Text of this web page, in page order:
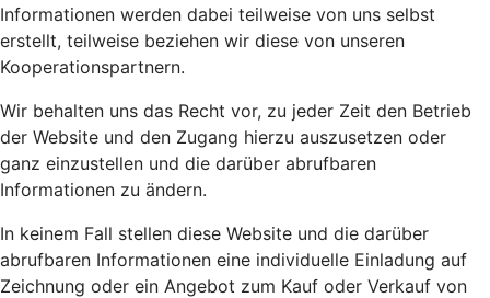
Informationen werden dabei teilweise von uns selbst
erstellt, teilweise beziehen wir diese von unseren
Kooperationspartnern.
Wir behalten uns das Recht vor, zu jeder Zeit den Betrieb
der Website und den Zugang hierzu auszusetzen oder
ganz einzustellen und die darüber abrufbaren
Informationen zu ändern.
In keinem Fall stellen diese Website und die darüber
abrufbaren Informationen eine individuelle Einladung auf
Zeichnung oder ein Angebot zum Kauf oder Verkauf von